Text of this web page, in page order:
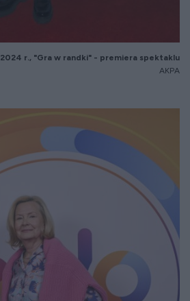
2024 r., "Gra w randki" - premiera spektaklu
AKPA